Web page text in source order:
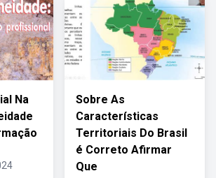
Na
Sobre As
Características
Territoriais Do Brasil
é Correto Afirmar
Que